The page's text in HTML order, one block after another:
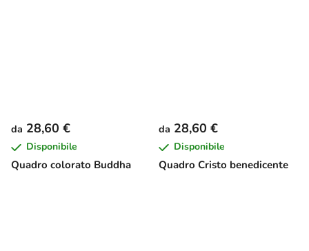
Quadro colorato Buddha
da 28,60 €
Disponibile
Quadro Cristo benedicente
da 28,60 €
Disponibile